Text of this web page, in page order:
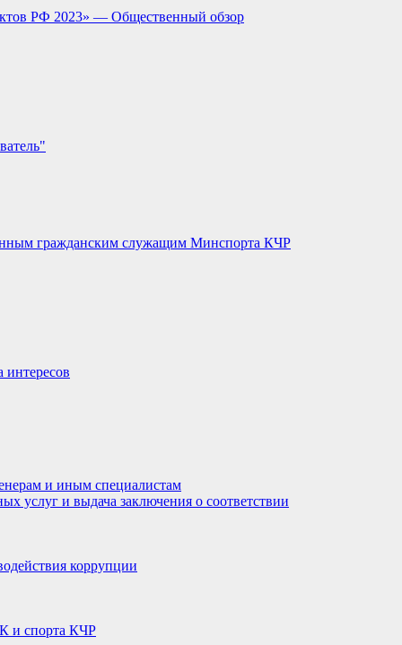
РФ 2023» — Общественный обзор
гражданским служащим Минспорта КЧР
и иным специалистам
услуг и выдача заключения о соответствии
коррупции
и спорта КЧР